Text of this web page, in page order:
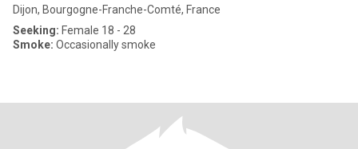
Dijon, Bourgogne-Franche-Comté, France
Seeking: Female 18 - 28
Smoke: Occasionally smoke